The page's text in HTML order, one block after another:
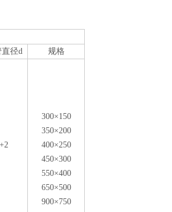
径d
规格
300×150
350×200
400×250
450×300
550×400
650×500
900×750